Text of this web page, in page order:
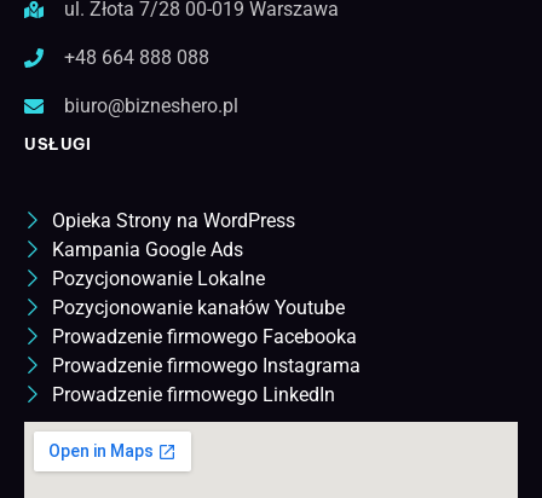
ul. Złota 7/28 00-019 Warszawa
+48 664 888 088
biuro@bizneshero.pl
USŁUGI
Opieka Strony na WordPress
Kampania Google Ads
Pozycjonowanie Lokalne
Pozycjonowanie kanałów Youtube
Prowadzenie firmowego Facebooka
Prowadzenie firmowego Instagrama
Prowadzenie firmowego LinkedIn